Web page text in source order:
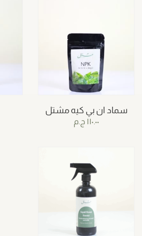
سماد ان بي كيه مشتل
١١٠.٠٠ ج.م